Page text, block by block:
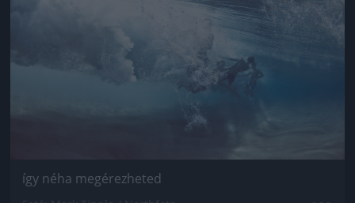
így néha megérezheted